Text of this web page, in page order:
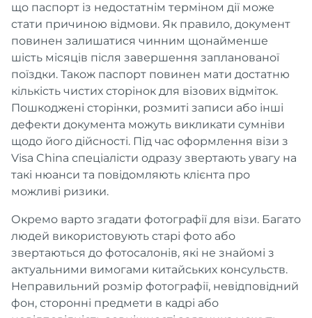
що паспорт із недостатнім терміном дії може
стати причиною відмови. Як правило, документ
повинен залишатися чинним щонайменше
шість місяців після завершення запланованої
поїздки. Також паспорт повинен мати достатню
кількість чистих сторінок для візових відміток.
Пошкоджені сторінки, розмиті записи або інші
дефекти документа можуть викликати сумніви
щодо його дійсності. Під час оформлення візи з
Visa China спеціалісти одразу звертають увагу на
такі нюанси та повідомляють клієнта про
можливі ризики.
Окремо варто згадати фотографії для візи. Багато
людей використовують старі фото або
звертаються до фотосалонів, які не знайомі з
актуальними вимогами китайських консульств.
Неправильний розмір фотографії, невідповідний
фон, сторонні предмети в кадрі або